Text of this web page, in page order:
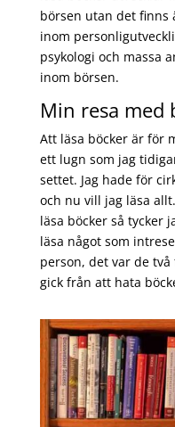
börsen utan det finns
inom
psykologi och massa
inom börsen.
Min resa med
Att läsa böcker är för
ett lugn som jag
settet. Jag hade för
och nu vill jag läsa
läsa böcker så tycker
läsa något som
person, det var de
gick från att hata